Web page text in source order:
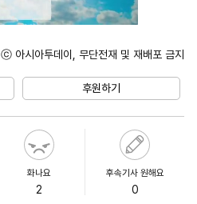
ⓒ 아시아투데이, 무단전재 및 재배포 금지
후원하기
화나요
2
후속기사 원해요
0